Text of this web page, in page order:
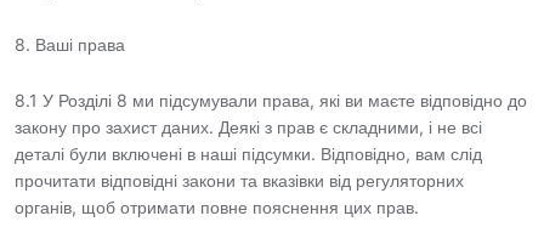
8. Ваші права
8.1 У Розділі 8 ми підсумували права, які ви маєте відповідно до
закону про захист даних. Деякі з прав є складними, і не всі
деталі були включені в наші підсумки. Відповідно, вам слід
прочитати відповідні закони та вказівки від регуляторних
органів, щоб отримати повне пояснення цих прав.